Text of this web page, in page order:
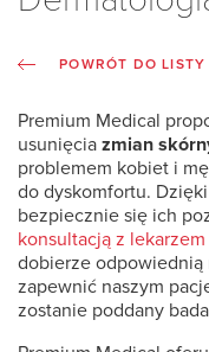
POWRÓT DO LISTY
Premium Medical
usunięcia zmian
problemem kobiet i
do dyskomfortu.
bezpiecznie się ich
konsultacją z
dobierze odpowiednią
zapewnić naszym
zostanie poddany